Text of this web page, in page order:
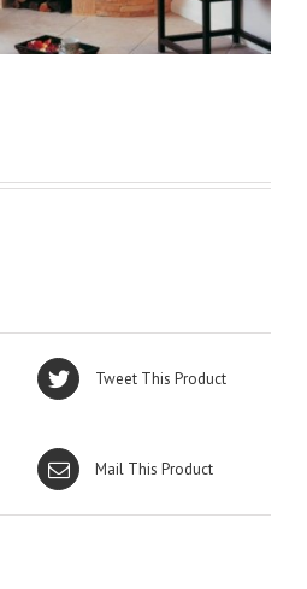
Tweet This Product
Mail This Product